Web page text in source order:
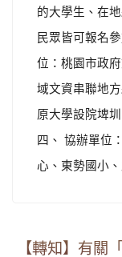
的大學生、在
民眾皆可報名
位：桃園市政
域文資串聯地
原大學設院埤
四、 協辦單位
心、東勢國小
【轉知】有關